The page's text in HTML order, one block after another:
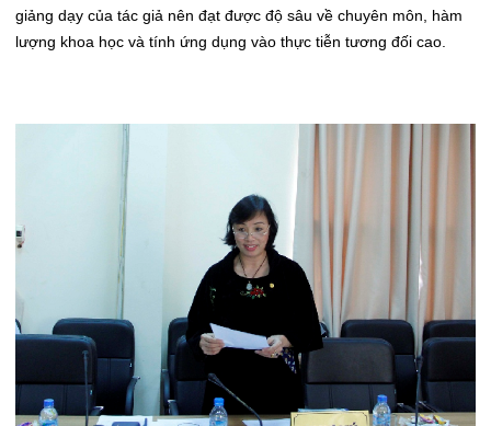
giảng dạy của tác giả nên đạt được độ sâu về chuyên môn, hàm
lượng khoa học và tính ứng dụng vào thực tiễn tương đối cao.